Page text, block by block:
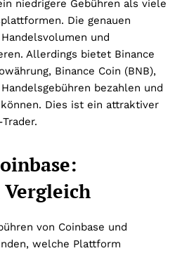
niedrigere Gebühren als viele
Die genauen
und
Allerdings bietet Binance
Binance Coin (BNB),
bezahlen und
Dies ist ein attraktiver
von Coinbase und
welche Plattform